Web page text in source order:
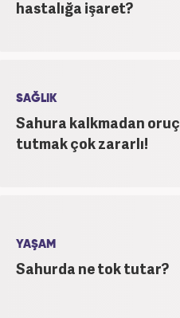
hastalığa işaret?
SAĞLIK
Sahura kalkmadan oruç
tutmak çok zararlı!
YAŞAM
Sahurda ne tok tutar?